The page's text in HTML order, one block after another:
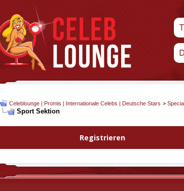
Celeblounge | Promis | Internationale Celebs | Deutsche Stars >
Sport Sektion
Registrieren